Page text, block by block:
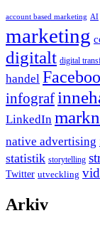
account based marketing AI
marketing
digitalt digital
handel
infograf
LinkedIn
native advertising
statistik storytelling
Twitter utveckling
Arkiv